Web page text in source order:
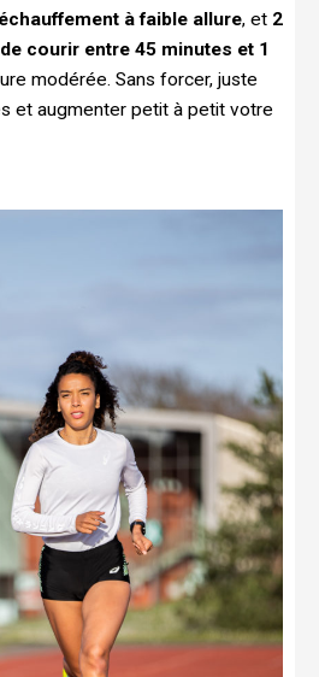
à faible allure, et 2
courir entre 45 minutes et 1
modérée. Sans forcer, juste
et augmenter petit à petit votre